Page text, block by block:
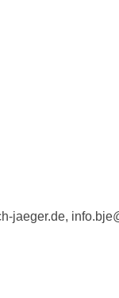
jaeger.de,